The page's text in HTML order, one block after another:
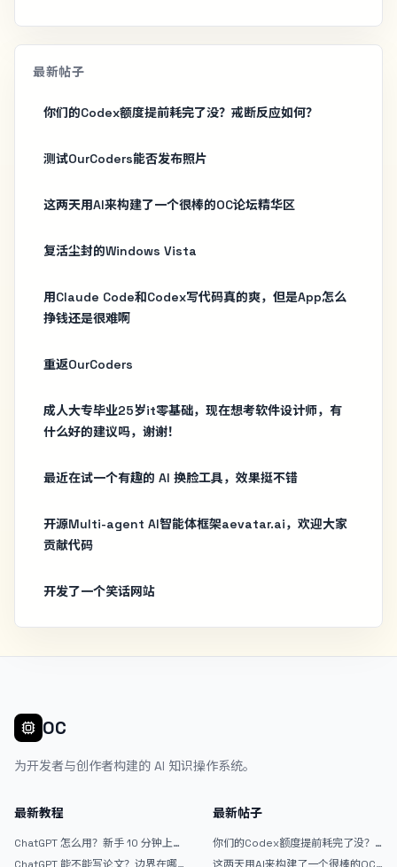
最新帖子
你们的Codex额度提前耗完了没？戒断反应如何？
测试OurCoders能否发布照片
这两天用AI来构建了一个很棒的OC论坛精华区
复活尘封的Windows Vista
用Claude Code和Codex写代码真的爽，但是App怎么
挣钱还是很难啊
重返OurCoders
成人大专毕业25岁it零基础，现在想考软件设计师，有
什么好的建议吗，谢谢！
最近在试一个有趣的 AI 换脸工具，效果挺不错
开源Multi-agent AI智能体框架aevatar.ai，欢迎大家
贡献代码
开发了一个笑话网站
OC
为开发者与创作者构建的 AI 知识操作系统。
最新教程
ChatGPT 怎么用？新手 10 分钟上手
ChatGPT 能不能写论文？边界在哪
最新帖子
你们的Codex额度提前耗完了没？
戒断反应如何？
这两天用AI来构建了一个很棒的OC